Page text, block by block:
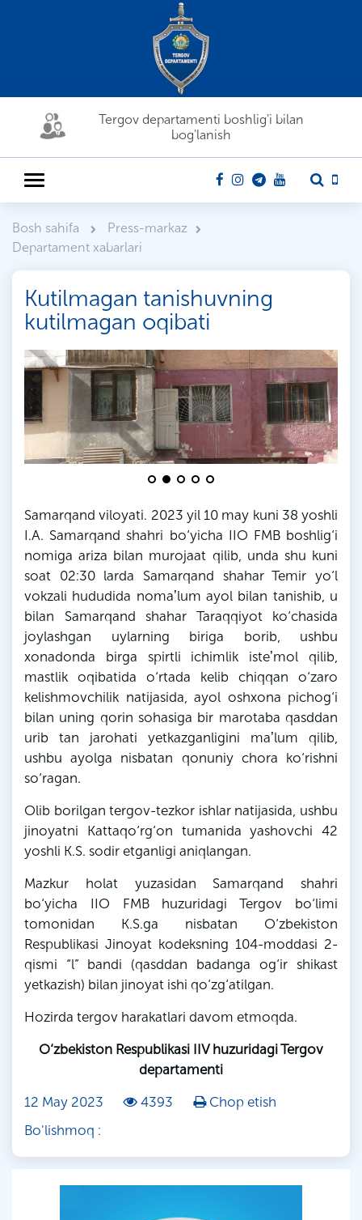
Tergov departamenti boshlig'i bilan
bog'lanish
Bosh sahifa
Press-markaz
Departament xabarlari
Kutilmagan tanishuvning
kutilmagan oqibati
Samarqand viloyati. 2023 yil 10 may kuni 38 yoshli
I.A. Samarqand shahri bo‘yicha IIO FMBboshlig‘i
nomiga ariza bilan murojaat qilib, unda shu kuni
soat 02:30 larda Samarqand shahar Temir yo‘l
vokzali hududida nomaʼlum ayol bilan tanishib, u
bilan Samarqand shahar Taraqqiyot ko‘chasida
joylashgan uylarning biriga borib, ushbu
xonadonda birga spirtli ichimlik isteʼmol qilib,
mastlik oqibatida o‘rtada kelib chiqqan o‘zaro
kelishmovchilik natijasida, ayol oshxona pichog‘i
bilan uning qorin sohasiga bir marotaba qasddan
urib tan jarohati yetkazganligini maʼlum qilib,
ushbu ayolga nisbatan qonuniy chora ko‘rishni
so‘ragan.
Olib borilgan tergov-tezkor ishlar natijasida, ushbu
jinoyatni Kattaqo‘rg‘on tumanida yashovchi 42
yoshli K.S. sodir etganligi aniqlangan.
Mazkur holat yuzasidan Samarqand shahri
bo‘yicha IIO FMBhuzuridagi Tergov bo‘limi
tomonidan K.S.ga nisbatan O‘zbekiston
Respublikasi Jinoyat kodeksning 104-moddasi 2-
qismi “l” bandi (qasddan badanga og‘ir shikast
yetkazish) bilan jinoyat ishi qo‘zg‘atilgan.
Hozirda tergov harakatlari davom etmoqda.
O‘zbekiston Respublikasi IIV huzuridagi Tergov
departamenti
12 May 2023
4393
Chop etish
Bo'lishmoq :